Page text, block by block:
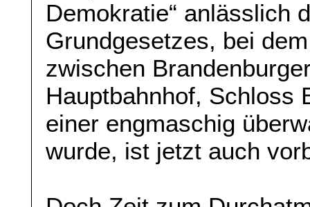
Demokratie“ anlässlich
Grundgesetzes, bei
zwischen
Hauptbahnhof, Schloss
einer engmaschig
wurde, ist jetzt auch